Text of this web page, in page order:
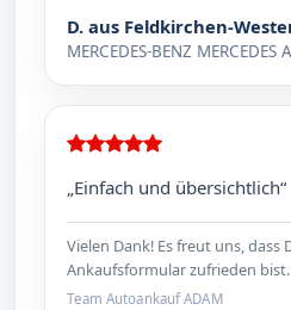
D. aus Feldkirchen-
MERCEDES-BENZ
„Einfach und übersichtlich“
Vielen Dank! Es freut uns, dass
Ankaufsformular zufrieden bist.
Team Autoankauf ADAM